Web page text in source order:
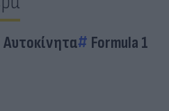
Αυτοκίνητα
Formula 1